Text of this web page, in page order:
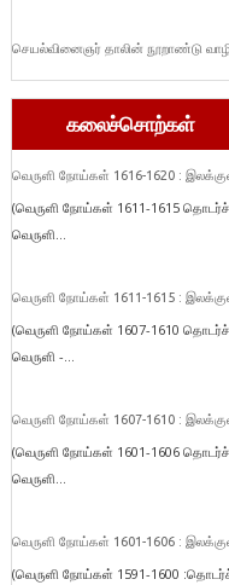
செயல்வினைஞர் தாலின் நூறாண்டு
கலைச்சொற்கள்
வெருளி நோய்கள் 1616-1620 :
(வெருளி நோய்கள் 1611-1615
வெருளி...
வெருளி நோய்கள் 1611-1615 :
(வெருளி நோய்கள் 1607-1610
வெருளி -...
வெருளி நோய்கள் 1607-1610 :
(வெருளி நோய்கள் 1601-1606
வெருளி...
வெருளி நோய்கள் 1601-1606 :
(வெருளி நோய்கள் 1591-1600